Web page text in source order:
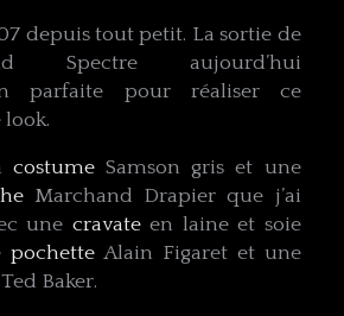
depuis tout petit. La sortie de
Spectre aujourd’hui
parfaite pour réaliser ce
costumeSamson gris et une
Marchand Drapier que j’ai
une cravateen laine et soie
pochette Alain Figaret et une
Ted Baker.